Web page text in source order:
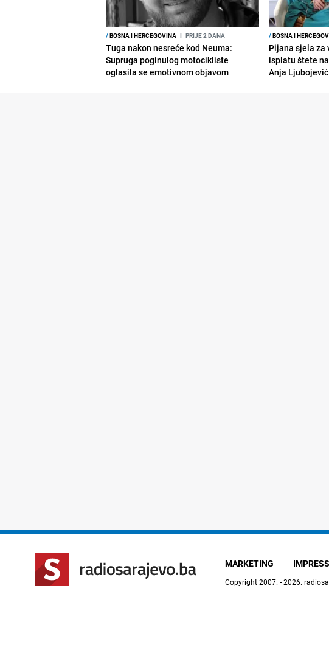
/BOSNA I HERCEGOVINA I PRIJE 2 DANA
Tuga nakon nesreće kod Neuma:
Supruga poginulog motocikliste
oglasila se emotivnom objavom
/BOSNA I
Pijana sjela za
isplatu štete
Anja Ljubojević
MARKETING
Copyright 2007. - 2026.